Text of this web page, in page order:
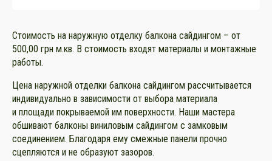
Стоимость на наружную отделку балкона сайдингом – от
500,00 грн м.кв. В стоимость входят материалы и монтажные
работы.
Цена наружной отделки балкона сайдингом рассчитывается
индивидуально в зависимости от выбора материала
и площади покрываемой им поверхности. Наши мастера
обшивают балконы виниловым сайдингом с замковым
соединением. Благодаря ему смежные панели прочно
сцепляются и не образуют зазоров.